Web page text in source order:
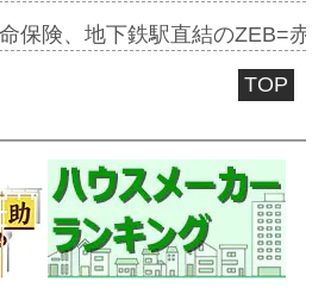
保険、地下鉄駅直結のZEB=
TOP